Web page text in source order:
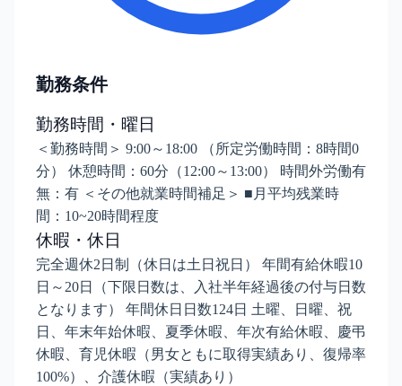
勤務条件
勤務時間・曜日
＜勤務時間＞ 9:00～18:00 （所定労働時間：8時間0
分） 休憩時間：60分（12:00～13:00） 時間外労働有
無：有 ＜その他就業時間補足＞ ■月平均残業時
間：10~20時間程度
休暇・休日
完全週休2日制（休日は土日祝日） 年間有給休暇10
日～20日（下限日数は、入社半年経過後の付与日数
となります） 年間休日日数124日 土曜、日曜、祝
日、年末年始休暇、夏季休暇、年次有給休暇、慶弔
休暇、育児休暇（男女ともに取得実績あり、復帰率
100%）、介護休暇（実績あり）